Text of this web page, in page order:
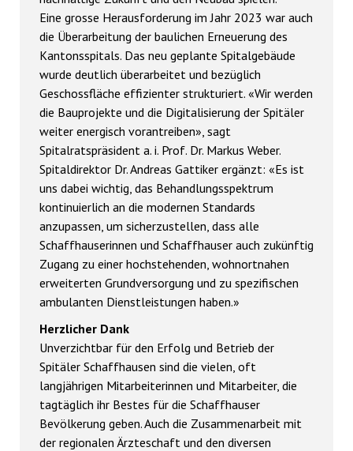
Eine grosse Herausforderung im Jahr 2023 war auch
die Überarbeitung der baulichen Erneuerung des
Kantonsspitals. Das neu geplante Spitalgebäude
wurde deutlich überarbeitet und bezüglich
Geschossfläche effizienter strukturiert. «Wir werden
die Bauprojekte und die Digitalisierung der Spitäler
weiter energisch vorantreiben», sagt
Spitalratspräsident a. i. Prof. Dr. Markus Weber.
Spitaldirektor Dr. Andreas Gattiker ergänzt: «Es ist
uns dabei wichtig, das Behandlungsspektrum
kontinuierlich an die modernen Standards
anzupassen, um sicherzustellen, dass alle
Schaffhauserinnen und Schaffhauser auch zukünftig
Zugang zu einer hochstehenden, wohnortnahen
erweiterten Grundversorgung und zu spezifischen
ambulanten Dienstleistungen haben.»
Herzlicher Dank
Unverzichtbar für den Erfolg und Betrieb der
Spitäler Schaffhausen sind die vielen, oft
langjährigen Mitarbeiterinnen und Mitarbeiter, die
tagtäglich ihr Bestes für die Schaffhauser
Bevölkerung geben. Auch die Zusammenarbeit mit
der regionalen Ärzteschaft und den diversen